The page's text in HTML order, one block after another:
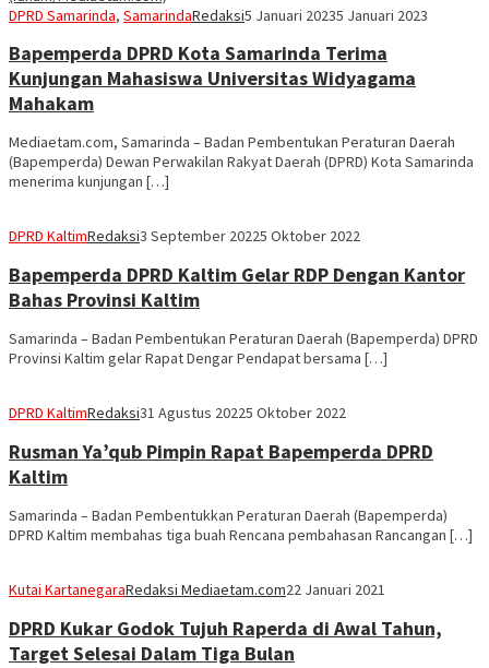
DPRD Samarinda, SamarindaRedaksi5 Januari 20235 Januari 2023
Bapemperda DPRD Kota Samarinda Terima
Kunjungan Mahasiswa Universitas Widyagama
Mahakam
Mediaetam.com, Samarinda – Badan Pembentukan Peraturan Daerah
(Bapemperda) Dewan Perwakilan Rakyat Daerah (DPRD) Kota Samarinda
menerima kunjungan […]
DPRD KaltimRedaksi3 September 20225 Oktober 2022
Bapemperda DPRD Kaltim Gelar RDP Dengan Kantor
Bahas Provinsi Kaltim
Samarinda – Badan Pembentukan Peraturan Daerah (Bapemperda) DPRD
Provinsi Kaltim gelar Rapat Dengar Pendapat bersama […]
DPRD KaltimRedaksi31 Agustus 20225 Oktober 2022
Rusman Ya’qub Pimpin Rapat Bapemperda DPRD
Kaltim
Samarinda – Badan Pembentukkan Peraturan Daerah (Bapemperda)
DPRD Kaltim membahas tiga buah Rencana pembahasan Rancangan […]
Kutai KartanegaraRedaksi Mediaetam.com22 Januari 2021
DPRD Kukar Godok Tujuh Raperda di Awal Tahun,
Target Selesai Dalam Tiga Bulan